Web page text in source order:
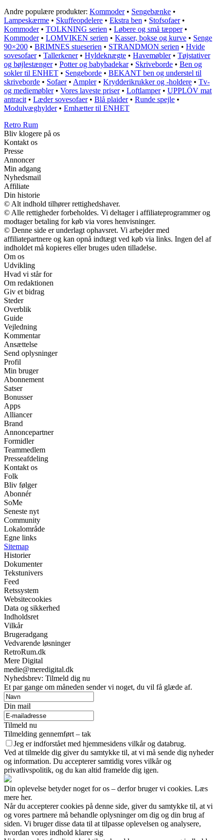
Andre populære produkter: Kommoder• Sengebænke •
Lampeskærme • Skuffeopdelere • Ekstra ben • Stofsofaer•
Kommoder• TOLKNING serien • Løbere og små tæpper•
Kommoder• LOMVIKEN serien • Kasser, bokse og kurve • Senge
90×200 • BRIMNES stueserien • STRANDMON serien • Hvide
sovesofaer• Tallerkener• Hyldeknægte • Havemøbler• Tøjstativer
og bøjlestænger• Potter og babybadekar• Skriveborde • Ben og
sokler til ENHET • Sengeborde • BEKANT ben og understel til
skriveborde • Sofaer• Ampler• Krydderikrukker og -holdere • Tv-
og mediemøbler• Vores laveste priser• Loftlamper• UPPLÖV mat
antracit • Læder sovesofaer• Blå plaider• Runde spejle •
Modulvæghylder• Emhætter til ENHET
Retro Rum
Bliv klogere på os
Kontakt os
Presse
Annoncer
Min adgang
Nyhedsmail
Affiliate
Din historie
© Alt indhold tilhører rettighedshaver.
© Alle rettigheder forbeholdes. Vi deltager i affiliateprogrammer og
modtager betaling for køb via vores henvisninger.
© Denne side er underlagt ophavsret. Vi arbejder med
affiliatepartnere og kan opnå indtægt ved køb via links. Ingen del af
indholdet må kopieres eller bruges uden tilladelse.
Om os
Udvikling
Hvad vi står for
Om redaktionen
Giv et bidrag
Steder
Overblik
Guide
Vejledning
Kommentar
Ansættelse
Send oplysninger
Profil
Min bruger
Abonnement
Satser
Bonusser
Apps
Alliancer
Brand
Annoncepartner
Formidler
Teammedlem
Presseafdeling
Kontakt os
Folk
Bliv følger
Abonnér
SoMe
Seneste nyt
Community
Lokalområde
Egne links
Sitemap
Historier
Dokumenter
Tekstunivers
Feed
Retssystem
Websitecookies
Data og sikkerhed
Indholdsret
Vilkår
Brugeradgang
Vedvarende løsninger
RetroRum.dk
Mere Digital
medie@meredigital.dk
Nyhedsbrev: Tilmeld dig nu
Et par gange om måneden sender vi noget, du vil få glæde af.
Din mail
Tilmeld nu
Tilmelding gennemført – tak
Jeg er indforstået med hjemmesidens vilkår og databrug.
Ved at tilmelde dig giver du samtykke til, at vi må sende dig nyheder
og information. Du accepterer samtidig vores vilkår og
privatlivspolitik, og du kan altid framelde dig igen.
Din oplevelse betyder noget for os – derfor bruger vi cookies. Læs
mere her.
Når du accepterer cookies på denne side, giver du samtykke til, at vi
og vores partnere må behandle oplysninger om dig og din brug af
siden. Vi bruger disse data til at tilpasse oplevelsen og analysere,
hvordan vores indhold klarer sig